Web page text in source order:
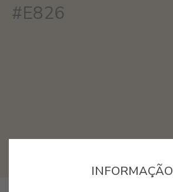
#E826
INFORMAÇÃO